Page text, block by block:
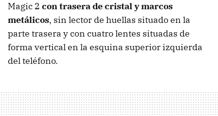
Magic 2 con trasera de cristal y marcos
metálicos, sin lector de huellas situado en la
parte trasera y con cuatro lentes situadas de
forma vertical en la esquina superior izquierda
del teléfono.